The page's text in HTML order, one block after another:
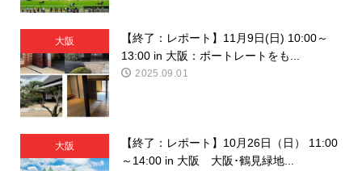
大阪
【終了：レポート】11月9日(日) 10:00～
13:00 in 大阪：ポートレートをも...
2025.09.01
大阪
【終了：レポート】10月26日（日） 11:00
～14:00 in 大阪 大阪･鶴見緑地...